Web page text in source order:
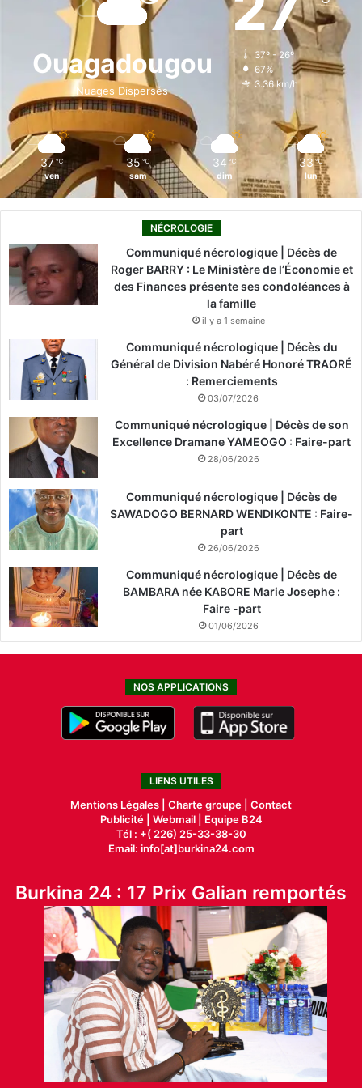
b
o
k
i
n
a
g
r
o
k
Ouagadougou
Nuages Dispersés
37º - 26º
67%
3.36 km/h
37 ℃
ven
35 ℃
sam
34 ℃
dim
33 ℃
lun
NÉCROLOGIE
Communiqué nécrologique | Décès de
Roger BARRY : Le Ministère de l’Économie et
des Finances présente ses condoléances à
la famille
il y a 1 semaine
Communiqué nécrologique | Décès du
Général de Division Nabéré Honoré TRAORÉ
: Remerciements
03/07/2026
Communiqué nécrologique | Décès de son
Excellence Dramane YAMEOGO : Faire-part
28/06/2026
Communiqué nécrologique | Décès de
SAWADOGO BERNARD WENDIKONTE : Faire-
part
26/06/2026
Communiqué nécrologique | Décès de
BAMBARA née KABORE Marie Josephe :
Faire -part
01/06/2026
NOS APPLICATIONS
LIENS UTILES
Mentions Légales | Charte groupe | Contact
Publicité| Webmail |
Equipe B24
Tél : +( 226) 25-33-38-30
Email: info[at]burkina24.com
Burkina 24 : 17 Prix Galian remportés